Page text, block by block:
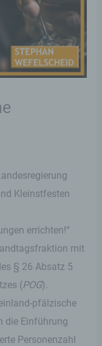
Kleinstfesten
errichten!“
mit
§ 26 Absatz 5
(POG).
pfälzische
die Einführung
Personenzahl